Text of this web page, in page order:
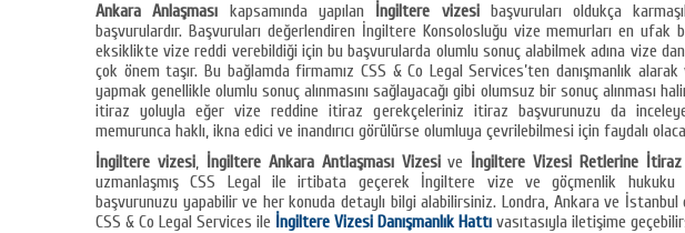
Ankara Anlaşması kapsamında yapılan İngiltere vizesibaşvuruları oldukça
başvurulardır. Başvuruları değerlendiren İngiltere Konsolosluğu vize memurları en ufak
eksiklikte vize reddi verebildiği için bu başvurularda olumlu sonuç alabilmek adına vize
çok önem taşır. Bu bağlamda firmamız CSS & Co Legal Services’ten danışmanlık
yapmak genellikle olumlu sonuç alınmasını sağlayacağı gibi olumsuz bir sonuç alınması
itiraz yoluyla eğer vize reddine itiraz gerekçeleriniz itiraz başvurunuzu da
memurunca haklı, ikna edici ve inandırıcı görülürse olumluya çevrilebilmesi için faydalı
İngiltere vizesi, İngiltere Ankara Antlaşması Vizesive İngiltere Vizesi Retlerine İtiraz
uzmanlaşmış CSS Legal ile irtibata geçerek İngiltere vize ve göçmenlik hukuku
başvurunuzu yapabilir ve her konuda detaylı bilgi alabilirsiniz. Londra, Ankara ve İstanbul
CSS & Co Legal Services ile İngiltere Vizesi Danışmanlık Hattı vasıtasıyla iletişime